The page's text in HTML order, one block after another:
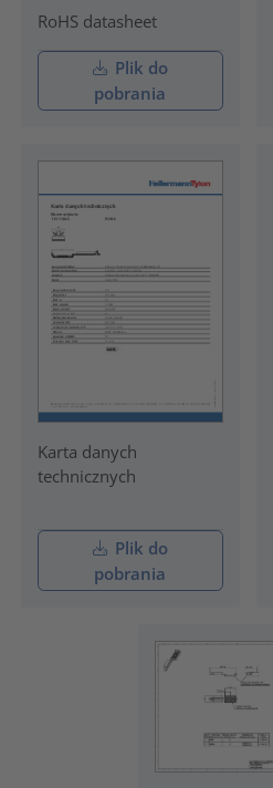
RoHS datasheet
Plik do
pobrania
Karta danych
technicznych
Plik do
pobrania